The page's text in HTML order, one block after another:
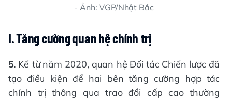
- Ảnh: VGP/Nhật Bắc
I. Tăng cường quan hệ chính trị
5. Kể từ năm 2020, quan hệ Đối tác Chiến lược đã
tạo điều kiện để hai bên tăng cường hợp tác
chính trị thông qua trao đổi cấp cao thường